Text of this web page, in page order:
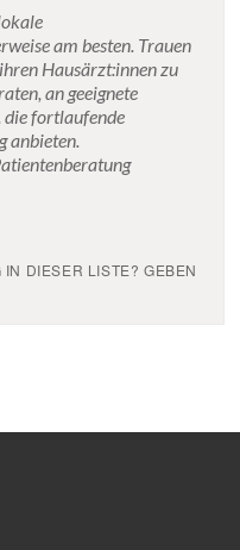
am besten. Trauen
Hausärzt:innen zu
an geeignete
die fortlaufende
anbieten.
DIESER LISTE? GEBEN